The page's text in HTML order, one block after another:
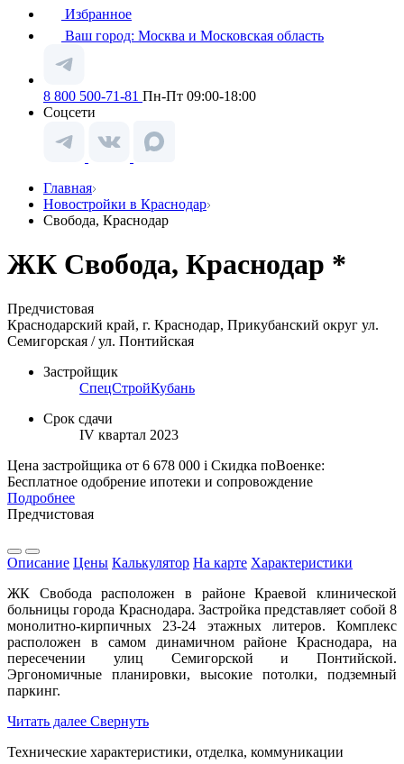
Избранное
Ваш город: Москва и Московская область
8 800 500-71-81 Пн-Пт 09:00-18:00
Соцсети
Главная
Новостройки в Краснодар
Свобода, Краснодар
ЖК Свобода, Краснодар *
Предчистовая
Краснодарский край, г. Краснодар, Прикубанский округ ул.
Семигорская / ул. Понтийская
Застройщик
СпецСтройКубань
Срок сдачи
IV квартал 2023
Цена застройщика от 6 678 000 i Скидка поВоенке:
Бесплатное одобрение ипотеки и сопровождение
Подробнее
Предчистовая
Описание Цены Калькулятор На карте Характеристики
ЖК Свобода расположен в районе Краевой клинической
больницы города Краснодара. Застройка представляет собой 8
монолитно-кирпичных 23-24 этажных литеров. Комплекс
расположен в самом динамичном районе Краснодара, на
пересечении улиц Семигорской и Понтийской.
Эргономичные планировки, высокие потолки, подземный
паркинг.
Читать далее Свернуть
Технические характеристики, отделка, коммуникации